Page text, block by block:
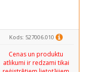
Kods: 527006.010
Cenas un produktu
atlikumi ir redzami tikai